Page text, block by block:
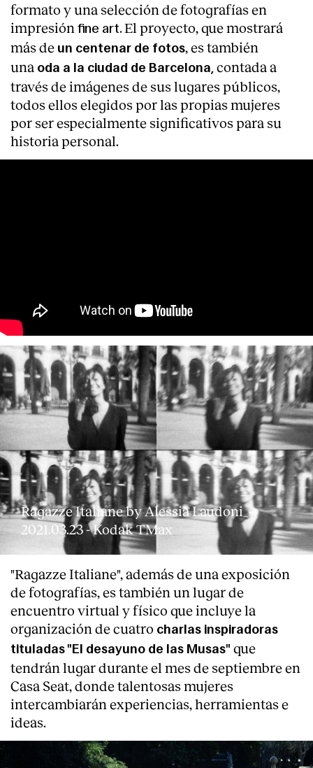
About
formato y una selección de fotografías en
impresión fine art. El proyecto, que mostrará
más de un centenar de fotos, es también
una oda a la ciudad de Barcelona, contada a
través de imágenes de sus lugares públicos,
todos ellos elegidos por las propias mujeres
por ser especialmente significativos para su
historia personal.
Ragazze Italiane by Alessia Laudoni_-
2021.03.23 - Kodak TMax
"Ragazze Italiane", además de una exposición
de fotografías, es también un lugar de
encuentro virtual y físico que incluye la
organización de cuatro charlas inspiradoras
tituladas "El desayuno de las Musas" que
tendrán lugar durante el mes de septiembre en
Casa Seat, donde talentosas mujeres
intercambiarán experiencias, herramientas e
ideas.